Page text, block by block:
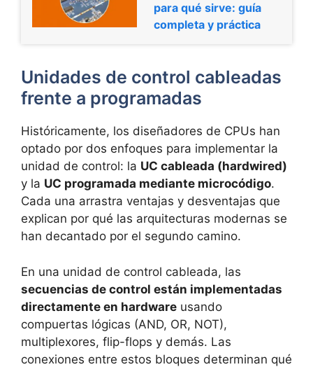
para qué sirve: guía
completa y práctica
Unidades de control cableadas
frente a programadas
Históricamente, los diseñadores de CPUs han
optado por dos enfoques para implementar la
unidad de control: la UC cableada (hardwired)
y la UC programada mediante microcódigo.
Cada una arrastra ventajas y desventajas que
explican por qué las arquitecturas modernas se
han decantado por el segundo camino.
En una unidad de control cableada, las
secuencias de control están implementadas
directamente en hardware usando
compuertas lógicas (AND, OR, NOT),
multiplexores, flip-flops y demás. Las
conexiones entre estos bloques determinan qué